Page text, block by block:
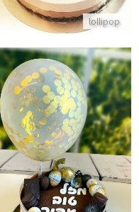
lollipop
עוגת מוס קינדר בואנו
התקשר/י